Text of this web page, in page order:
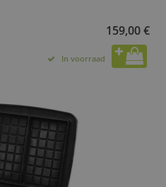
159,00 €
In voorraad